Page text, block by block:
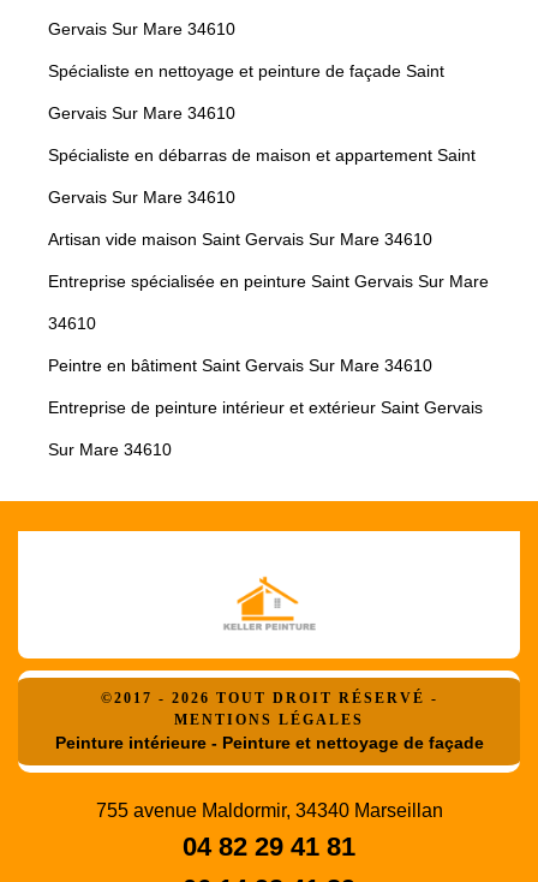
Gervais Sur Mare 34610
Spécialiste en nettoyage et peinture de façade Saint
Gervais Sur Mare 34610
Spécialiste en débarras de maison et appartement Saint
Gervais Sur Mare 34610
Artisan vide maison Saint Gervais Sur Mare 34610
Entreprise spécialisée en peinture Saint Gervais Sur Mare
34610
Peintre en bâtiment Saint Gervais Sur Mare 34610
Entreprise de peinture intérieur et extérieur Saint Gervais
Sur Mare 34610
©2017 - 2026 TOUT DROIT RÉSERVÉ -
MENTIONS LÉGALES
Peinture intérieure - Peinture et nettoyage de façade
755 avenue Maldormir, 34340 Marseillan
04 82 29 41 81